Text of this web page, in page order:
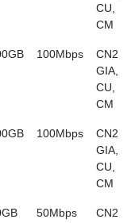
CU,
CM
100Mbps
CN2
GIA,
CU,
CM
100Mbps
CN2
GIA,
CU,
CM
50Mbps
CN2